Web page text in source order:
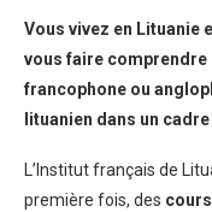
Vous vivez en Lituanie
vous faire comprendre
francophone ou
lituanien dans un
L’Institut français de
première fois, des